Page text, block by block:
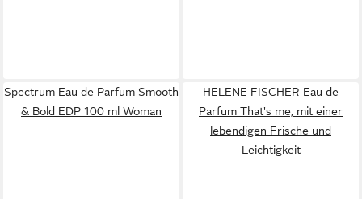
Spectrum Eau de Parfum Smooth
& Bold EDP 100 ml Woman
HELENE FISCHER Eau de
Parfum That's me, mit einer
lebendigen Frische und
Leichtigkeit